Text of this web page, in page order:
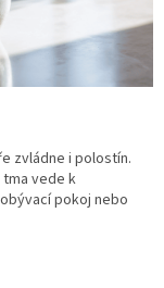
zvládne i polostín.
vede k
pokoj nebo